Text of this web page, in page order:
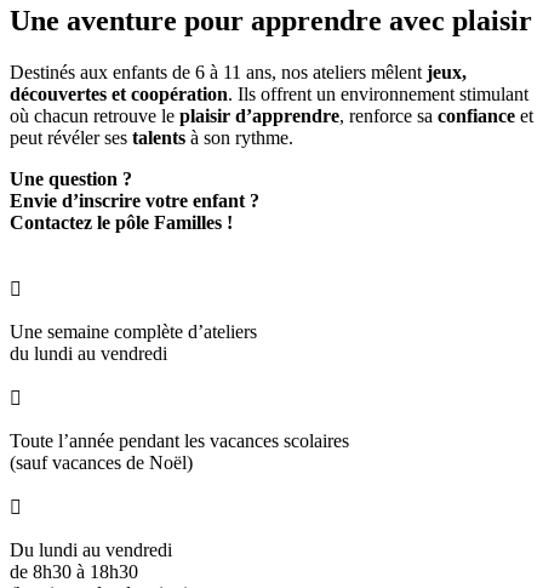
Une aventure pour apprendre avec plaisir
Destinés aux enfants de 6 à 11 ans, nos ateliers mêlent jeux,
découvertes et coopération. Ils offrent un environnement stimulant
où chacun retrouve le plaisir d’apprendre, renforce sa confiance et
peut révéler ses talents à son rythme.
Une question ?
Envie d’inscrire votre enfant ?
Contactez le pôle Familles !

Une semaine complète d’ateliers
du lundi au vendredi

Toute l’année pendant les vacances scolaires
(sauf vacances de Noël)

Du lundi au vendredi
de 8h30 à 18h30